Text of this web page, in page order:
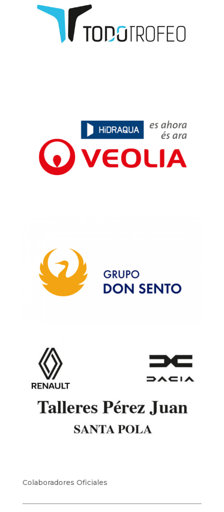
Colaboradores Oficiales